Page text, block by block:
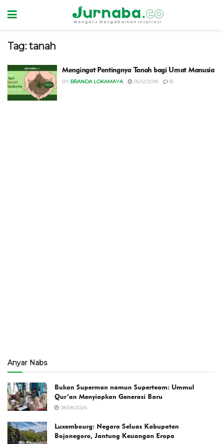
Tag:tanah
Mengingat Pentingnya Tanah bagi Umat Manusia
BY BRANDA LOKAMAYA 05/12/2018 0
Anyar Nabs
Bukan Superman namun Superteam: Ummul
Qur’an Menyiapkan Generasi Baru
08/08/2026
Luxembourg: Negara Seluas Kabupaten
Bojonegoro, Jantung Keuangan Eropa